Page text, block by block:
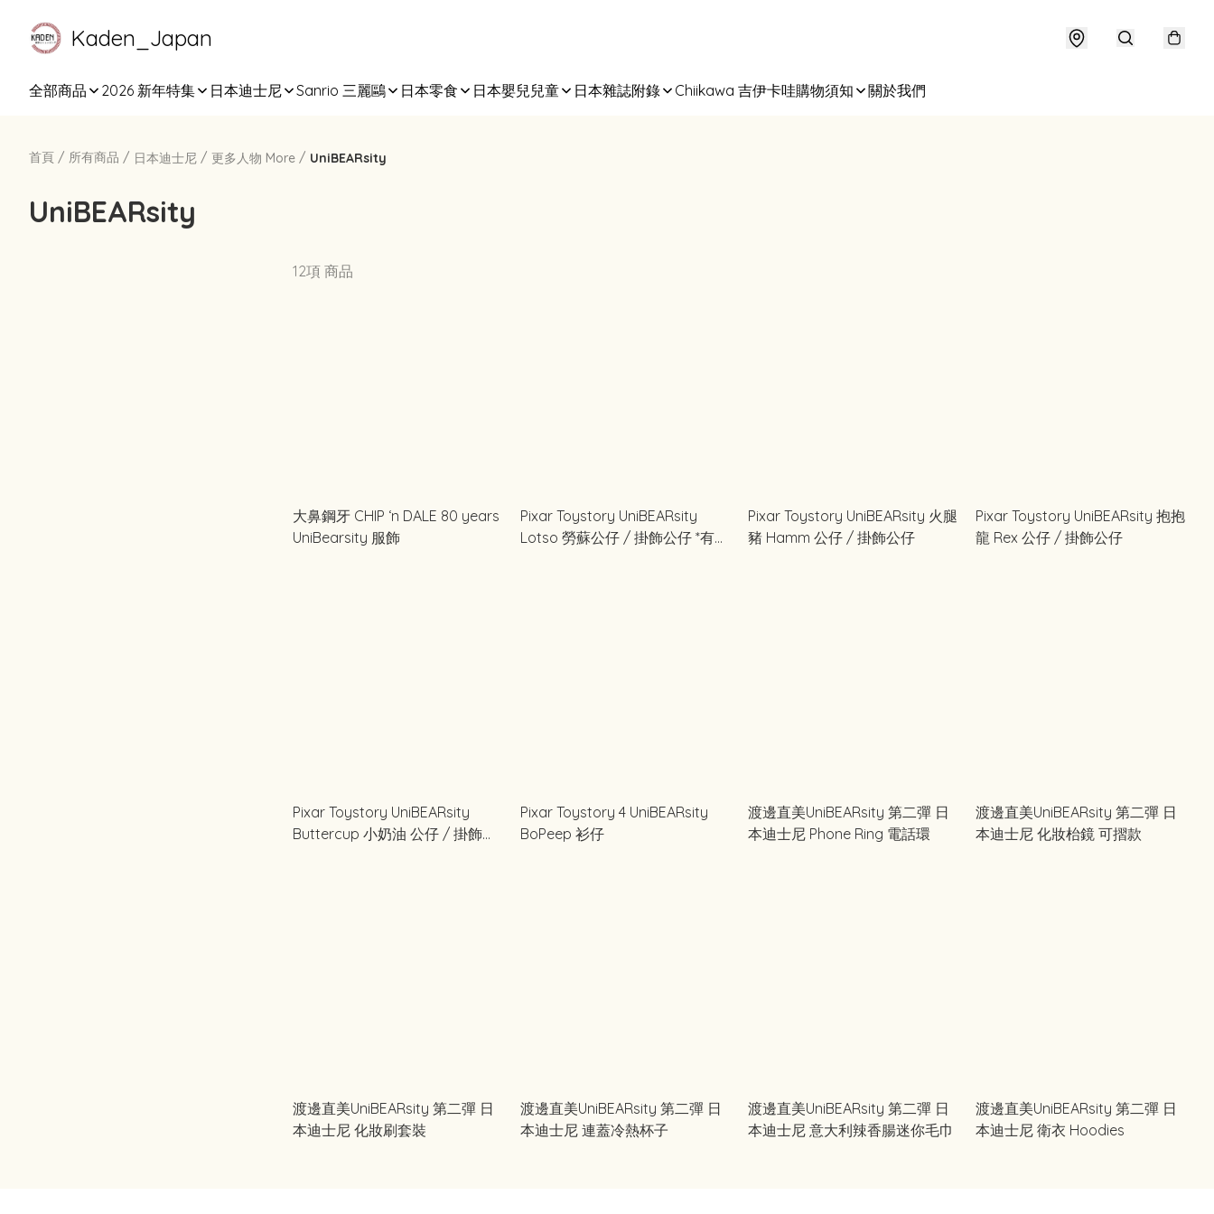
Kaden_Japan
全部商品 2026 新年特集 日本迪士尼 Sanrio 三麗鷗 日本零食 日本嬰兒兒童 日本雜誌附錄 Chiikawa 吉伊卡哇購物須知 關於我們
首頁 / 所有商品 / 日本迪士尼 / 更多人物 More / UniBEARsity
UniBEARsity
12項 商品
大鼻鋼牙 CHIP ‘n DALE 80 years
UniBearsity 服飾
Pixar Toystory UniBEARsity
Lotso 勞蘇公仔 / 掛飾公仔 *有香
Pixar Toystory UniBEARsity 火腿
豬 Hamm 公仔 / 掛飾公仔
Pixar Toystory UniBEARsity 抱抱
龍 Rex 公仔 / 掛飾公仔
Pixar Toystory UniBEARsity
Buttercup 小奶油 公仔 / 掛飾公
Pixar Toystory 4 UniBEARsity
BoPeep 衫仔
渡邊直美UniBEARsity 第二彈 日
本迪士尼 Phone Ring 電話環
渡邊直美UniBEARsity 第二彈 日
本迪士尼 化妝枱鏡 可摺款
渡邊直美UniBEARsity 第二彈 日
本迪士尼 化妝刷套裝
渡邊直美UniBEARsity 第二彈 日
本迪士尼 連蓋冷熱杯子
渡邊直美UniBEARsity 第二彈 日
本迪士尼 意大利辣香腸迷你毛巾
渡邊直美UniBEARsity 第二彈 日
本迪士尼 衛衣 Hoodies